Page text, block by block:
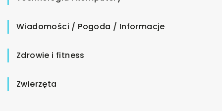
Wiadomości / Pogoda / Informacje
Zdrowie i fitness
Zwierzęta